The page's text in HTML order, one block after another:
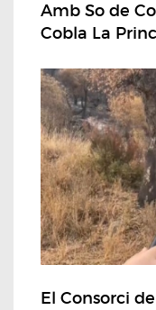
Amb So de
Cobla La
El Consorci